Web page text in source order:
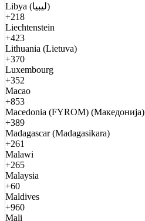
Libya (ليبيا)
+218
Liechtenstein
+423
Lithuania (Lietuva)
+370
Luxembourg
+352
Macao
+853
Macedonia (FYROM) (Македонија)
+389
Madagascar (Madagasikara)
+261
Malawi
+265
Malaysia
+60
Maldives
+960
Mali